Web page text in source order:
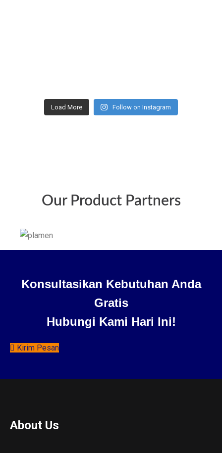
Load More Follow on Instagram
Our Product Partners
Konsultasikan Kebutuhan Anda
Gratis
Hubungi Kami Hari Ini!
Kirim Pesan
About Us